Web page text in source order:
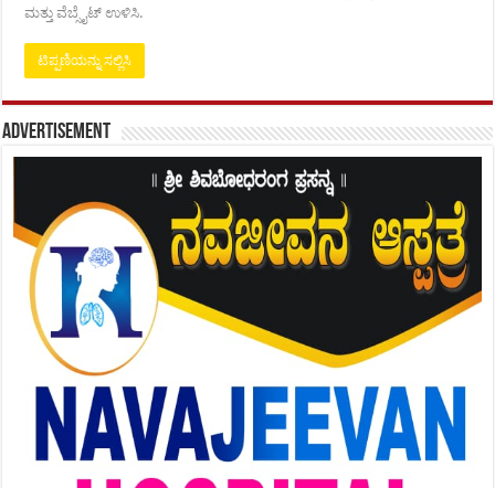
ಮತ್ತು ವೆಬ್ಸೈಟ್ ಉಳಿಸಿ.
Advertisement